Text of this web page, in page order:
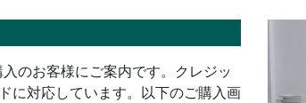
のお客様にご案内です。クレジッ
に対応しています。以下のご購入画